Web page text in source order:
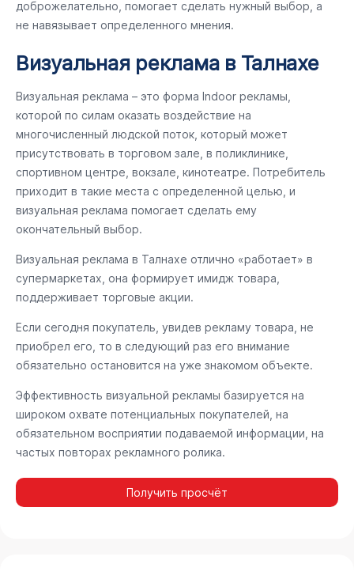
доброжелательно, помогает сделать нужный выбор, а
не навязывает определенного мнения.
Визуальная реклама в Талнахе
Визуальная реклама – это форма Indoor рекламы,
которой по силам оказать воздействие на
многочисленный людской поток, который может
присутствовать в торговом зале, в поликлинике,
спортивном центре, вокзале, кинотеатре. Потребитель
приходит в такие места с определенной целью, и
визуальная реклама помогает сделать ему
окончательный выбор.
Визуальная реклама в Талнахе отлично «работает» в
супермаркетах, она формирует имидж товара,
поддерживает торговые акции.
Если сегодня покупатель, увидев рекламу товара, не
приобрел его, то в следующий раз его внимание
обязательно остановится на уже знакомом объекте.
Эффективность визуальной рекламы базируется на
широком охвате потенциальных покупателей, на
обязательном восприятии подаваемой информации, на
частых повторах рекламного ролика.
Получить просчёт